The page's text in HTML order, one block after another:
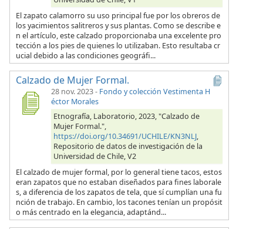
El zapato calamorro su uso principal fue por los obreros de
los yacimientos salitreros y sus plantas. Como se describe e
n el artículo, este calzado proporcionaba una excelente pro
tección a los pies de quienes lo utilizaban. Esto resultaba cr
ucial debido a las condiciones geográfi...
Calzado de Mujer Formal.
28 nov. 2023- Fondo y colección Vestimenta H
éctor Morales
Etnografía, Laboratorio, 2023, "Calzado de
Mujer Formal.",
https://doi.org/10.34691/UCHILE/KN3NLJ,
Repositorio de datos de investigación de la
Universidad de Chile, V2
El calzado de mujer formal, por lo general tiene tacos, estos
eran zapatos que no estaban diseñados para fines laborale
s, a diferencia de los zapatos de tela, que sí cumplían una fu
nción de trabajo. En cambio, los tacones tenían un propósit
o más centrado en la elegancia, adaptánd...